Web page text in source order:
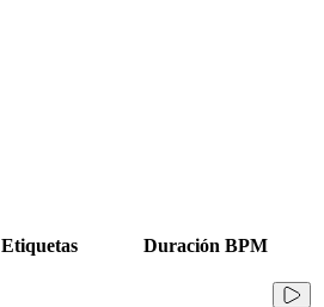
Etiquetas Duración BPM